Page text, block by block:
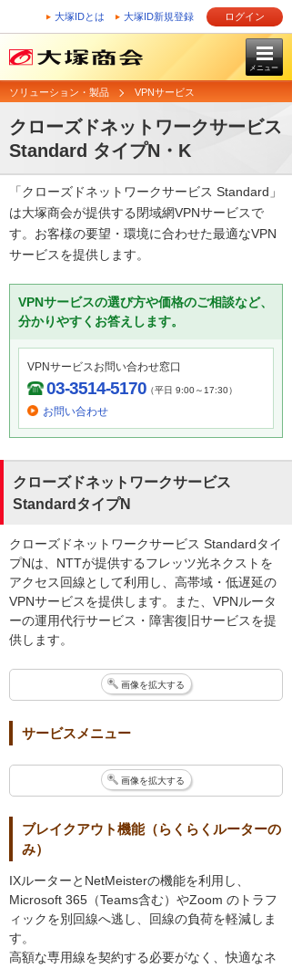
大塚IDとは 大塚ID新規登録 ログイン
メニュー
ソリューション・製品 VPNサービス
クローズドネットワークサービス
Standard タイプN・K
「クローズドネットワークサービス Standard」
は大塚商会が提供する閉域網VPNサービスで
す。お客様の要望・環境に合わせた最適なVPN
サービスを提供します。
VPNサービスの選び方や価格のご相談など、
分かりやすくお答えします。
VPNサービスお問い合わせ窓口
03-3514-5170（平日 9:00～17:30）
お問い合わせ
クローズドネットワークサービス
StandardタイプN
クローズドネットワークサービス Standardタイ
プNは、NTTが提供するフレッツ光ネクストを
アクセス回線として利用し、高帯域・低遅延の
VPNサービスを提供します。また、VPNルータ
ーの運用代行サービス・障害復旧サービスを提
供します。
画像を拡大する
サービスメニュー
画像を拡大する
ブレイクアウト機能（らくらくルーターの
み）
IXルーターとNetMeisterの機能を利用し、
Microsoft 365（Teams含む）やZoom のトラフ
ィックを別回線へ逃し、回線の負荷を軽減しま
す。
高額な専用線を契約する必要がなく、快適なネ